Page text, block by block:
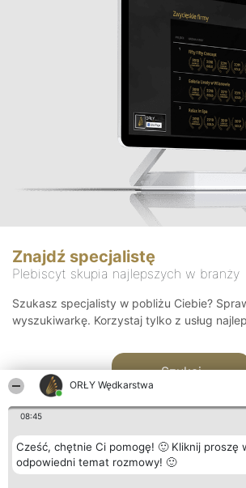
ORŁY Wędkarstwa
08:45
Cześć, chętnie Ci pomogę! 🙂 Kliknij proszę
odpowiedni temat rozmowy! 🙂
Znajdź specjalistę
Plebiscyt skupia najlepszych w branży
Szukasz specjalisty w pobliżu Ciebie?
wyszukiwarkę. Korzystaj tylko z usług
Szukaj